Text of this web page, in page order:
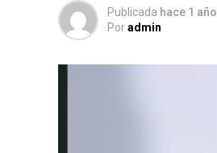
Publicada hace 1 año
Poradmin